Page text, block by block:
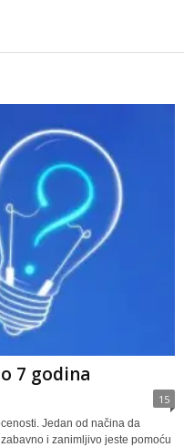
7 godina
15
Jedan od načina da
i zanimljivo jeste pomoću